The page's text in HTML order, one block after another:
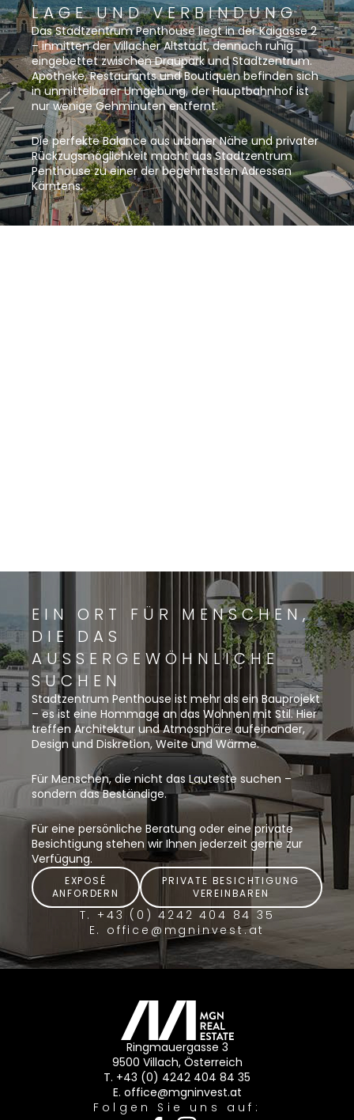
LAGE UND VERBINDUNG
Das Stadtzentrum Penthouse liegt in der Kaigasse 2
– inmitten der Villacher Altstadt, dennoch ruhig
eingebettet zwischen Draupark und Stadtzentrum.
Apotheke, Restaurants und Boutiquen befinden sich
in unmittelbarer Umgebung, der Hauptbahnhof ist
nur wenige Gehminuten entfernt.
Die perfekte Balance aus urbaner Nähe und privater
Rückzugsmöglichkeit macht das Stadtzentrum
Penthouse zu einer der begehrtesten Adressen
Kärntens.
EIN ORT FÜR MENSCHEN,
DIE DAS
AUSSERGEWÖHNLICHE S
UCHEN
Stadtzentrum Penthouse ist mehr als ein Bauprojekt
– es ist eine Hommage an das Wohnen mit Stil. Hier
treffen Architektur und Atmosphäre aufeinander,
Design und Diskretion, Weite und Wärme.
Für Menschen, die nicht das Lauteste suchen –
sondern das Beständige.
Für eine persönliche Beratung oder eine private
Besichtigung stehen wir Ihnen jederzeit gerne zur
Verfügung.
EXPOSÉ
ANFORDERN
PRIVATE BESICHTIGUNG
VEREINBAREN
T. +43 (0) 4242 404 84 35
E. office@mgninvest.at
Ringmauergasse 3
9500 Villach, Österreich
T. +43 (0) 4242 404 84 35
E. office@mgninvest.at
Folgen Sie uns auf: